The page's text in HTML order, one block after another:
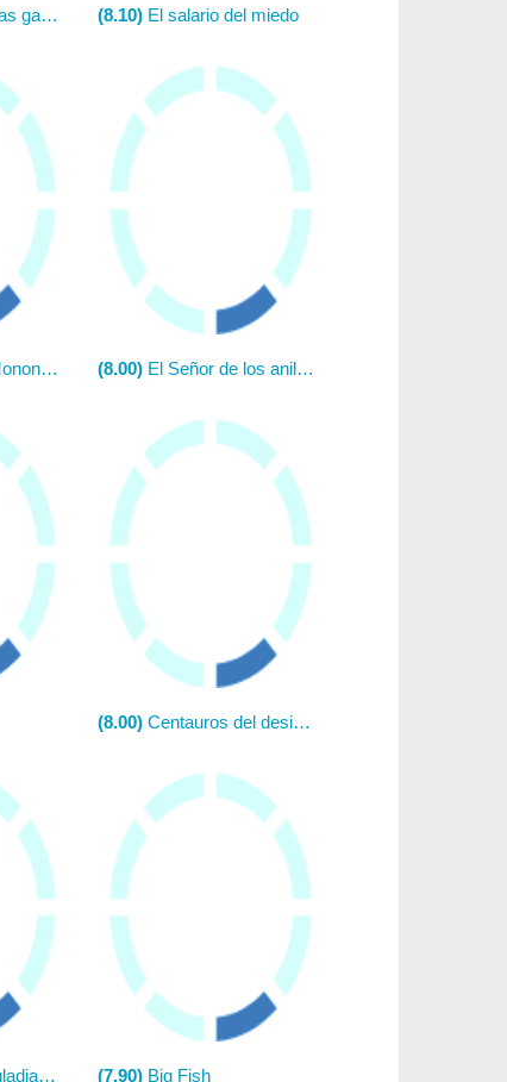
contraataca (8.10) El salario del miedo
(8.00) El Señor de los anillos: La comunidad del anillo
(8.00)Centauros del desierto
(7.90) Big Fish